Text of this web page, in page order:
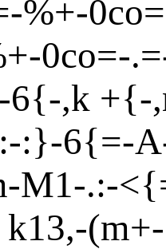
%+-0co=
-0co=-.=
-6{-,k +{-
:-:}-6{=-A
-M1-.:-<{
-(m+-